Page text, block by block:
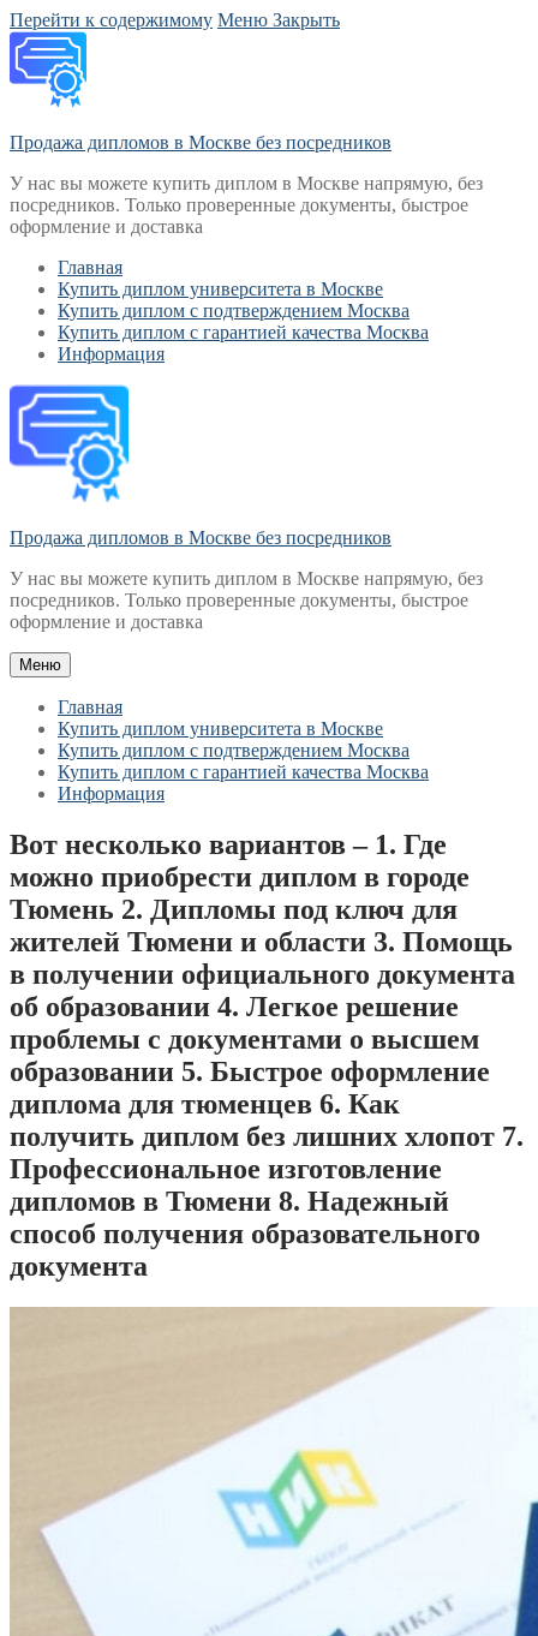
Перейти к содержимому Меню Закрыть
Продажа дипломов в Москве без посредников
У нас вы можете купить диплом в Москве напрямую, без
посредников. Только проверенные документы, быстрое
оформление и доставка
Главная
Купить диплом университета в Москве
Купить диплом с подтверждением Москва
Купить диплом с гарантией качества Москва
Информация
Продажа дипломов в Москве без посредников
У нас вы можете купить диплом в Москве напрямую, без
посредников. Только проверенные документы, быстрое
оформление и доставка
Меню
Главная
Купить диплом университета в Москве
Купить диплом с подтверждением Москва
Купить диплом с гарантией качества Москва
Информация
Вот несколько вариантов – 1. Где
можно приобрести диплом в городе
Тюмень 2. Дипломы под ключ для
жителей Тюмени и области 3. Помощь
в получении официального документа
об образовании 4. Легкое решение
проблемы с документами о высшем
образовании 5. Быстрое оформление
диплома для тюменцев 6. Как
получить диплом без лишних хлопот 7.
Профессиональное изготовление
дипломов в Тюмени 8. Надежный
способ получения образовательного
документа